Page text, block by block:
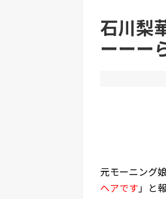
Powered by
石川梨
ーーー
元モーニング
ヘアです 」と